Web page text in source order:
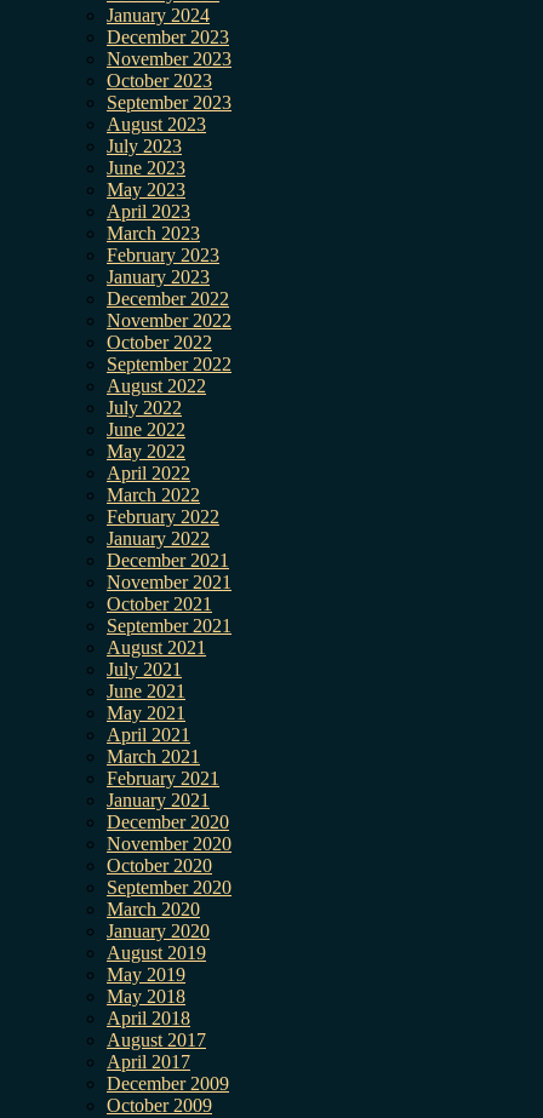
January 2024
December 2023
November 2023
October 2023
September 2023
August 2023
July 2023
June 2023
May 2023
April 2023
March 2023
February 2023
January 2023
December 2022
November 2022
October 2022
September 2022
August 2022
July 2022
June 2022
May 2022
April 2022
March 2022
February 2022
January 2022
December 2021
November 2021
October 2021
September 2021
August 2021
July 2021
June 2021
May 2021
April 2021
March 2021
February 2021
January 2021
December 2020
November 2020
October 2020
September 2020
March 2020
January 2020
August 2019
May 2019
May 2018
April 2018
August 2017
April 2017
December 2009
October 2009